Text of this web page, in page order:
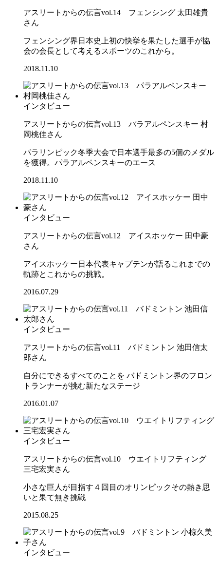
アスリートからの伝言vol.14 フェンシング 太田雄貴
さん
フェンシング界日本史上初の快挙を果たした選手が協
会の会長として考えるスポーツのこれから。
2018.11.10
インタビュー
アスリートからの伝言vol.13 パラアルペンスキー 村
岡桃佳さん
パラリンピック冬季大会で日本選手最多の5個のメダル
を獲得。パラアルペンスキーのエース
2018.11.10
インタビュー
アスリートからの伝言vol.12 アイスホッケー 田中豪
さん
アイスホッケー日本代表キャプテンが語るこれまでの
軌跡とこれからの挑戦。
2016.07.29
インタビュー
アスリートからの伝言vol.11 バドミントン 池田信太
郎さん
自分にできるすべてのことを バドミントン界のフロン
トランナーが挑む新たなステージ
2016.01.07
インタビュー
アスリートからの伝言vol.10 ウエイトリフティング
三宅宏実さん
小さな巨人が目指す４回目のオリンピックその熱き思
いと果て無き挑戦
2015.08.25
インタビュー